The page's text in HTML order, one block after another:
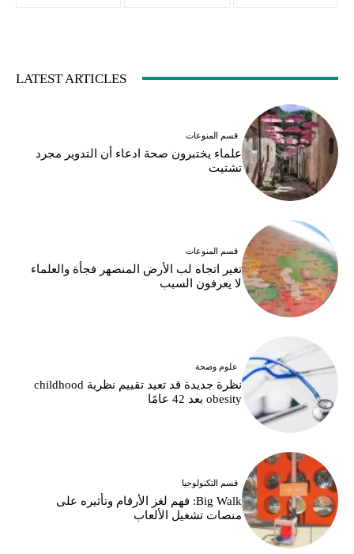
LATEST ARTICLES
قسم المنوعات
علماء يختبرون صحة ادعاء أن التدوير مجرد
تشتيت
قسم المنوعات
تغير اتجاه لب الأرض المنصهر فجأة والعلماء
لا يعرفون السبب
علوم وصحة
نظرة جديدة قد تعيد تقييم نظرية childhood
obesity بعد 42 عامًا
قسم التكنولوجيا
Big Walk: فهم لغز الأرقام وتأثيره على
منصات تشغيل الألعاب